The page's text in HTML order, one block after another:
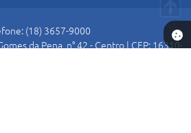
(18) 3657-9000
da Pena, n° 42 - Centro | CEP: 16310-